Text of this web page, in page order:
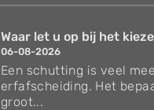
Waar let u op bij het
06-08-2026
Een schutting is veel
erfafscheiding. Het
groot...